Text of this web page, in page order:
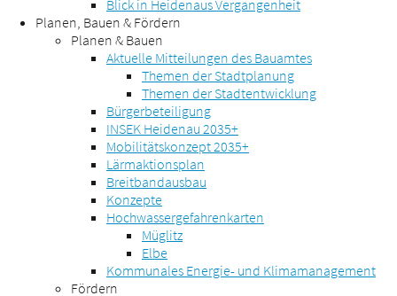
Blick in Heidenaus Vergangenheit
Planen, Bauen & Fördern
Planen & Bauen
Aktuelle Mitteilungen des Bauamtes
Themen der Stadtplanung
Themen der Stadtentwicklung
Bürgerbeteiligung
INSEK Heidenau 2035+
Mobilitätskonzept 2035+
Lärmaktionsplan
Breitbandausbau
Konzepte
Hochwassergefahrenkarten
Müglitz
Elbe
Kommunales Energie- und Klimamanagement
Fördern